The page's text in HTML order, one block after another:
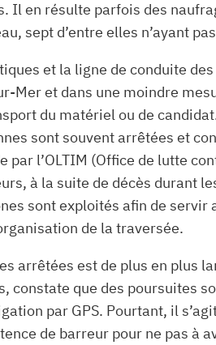
Il en résulte parfois des
sept d’entre elles n’ayant
et la ligne de conduite
Mer et dans une moindre
du matériel ou de
sont souvent arrêtées et
par l’OLTIM (Office de lutte
à la suite de décès durant
sont exploités afin de
de la traversée.
arrêtées est de plus en plus
constate que des poursuites
par GPS. Pourtant, il
de barreur pour ne pas à